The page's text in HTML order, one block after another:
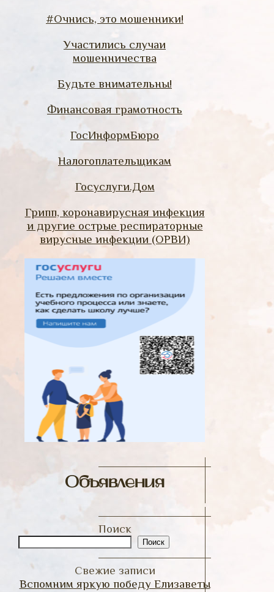
#Очнись, это мошенники!
Участились случаи
мошенничества
Будьте внимательны!
Финансовая грамотность
ГосИнформБюро
Налогоплательщикам
Госуслуги.Дом
Грипп, коронавирусная инфекция
и другие острые респираторные
вирусные инфекции (ОРВИ)
Объявления
Поиск
Поиск
Свежие записи
Вспомним яркую победу Елизаветы